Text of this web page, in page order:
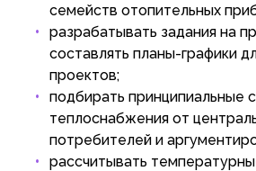
семейств отопительных
разрабатывать задания на
составлять планы-графики
проектов;
подбирать принципиальные
теплоснабжения от
потребителей и
рассчитывать